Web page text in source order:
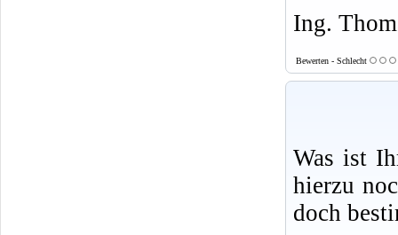
Ing.
Bewerten - Schlecht
Was ist
hierzu
doch